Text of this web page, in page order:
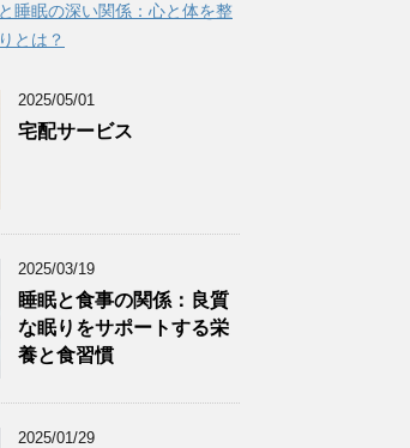
睡眠の深い関係：心と体を整
とは？
2025/05/01
宅配サービス
2025/03/19
睡眠と食事の関係：良質
な眠りをサポートする栄
養と食習慣
2025/01/29